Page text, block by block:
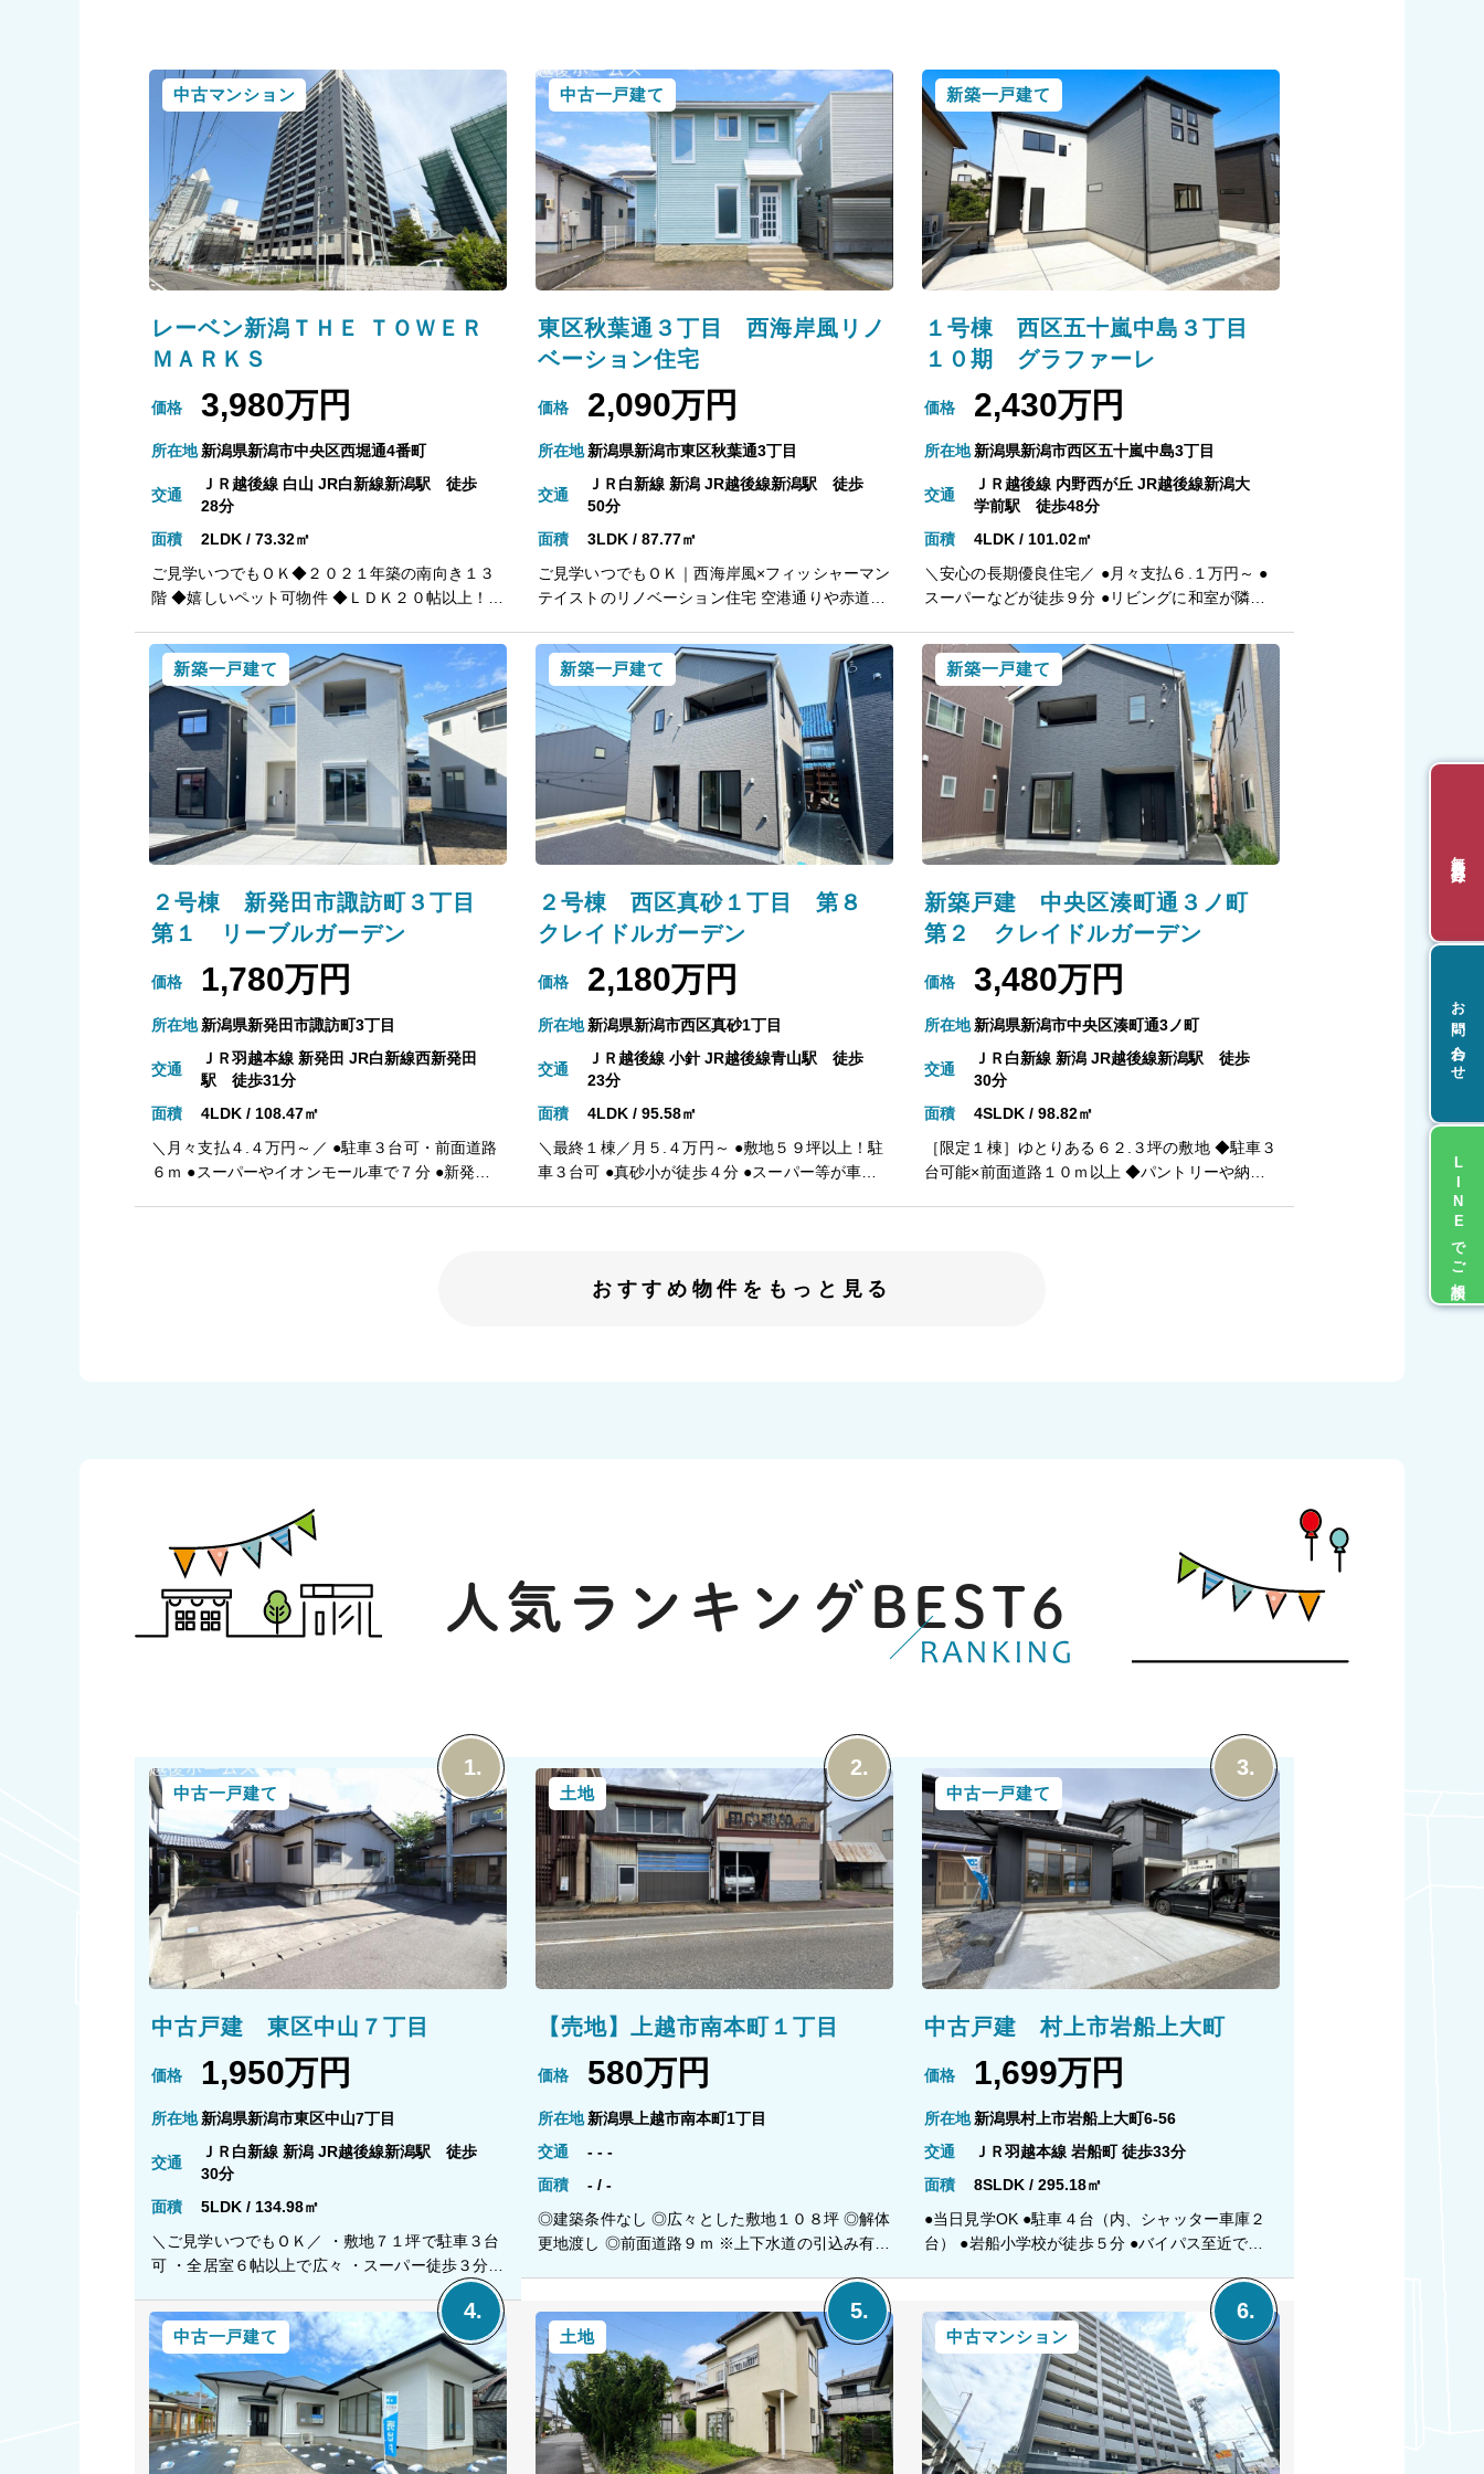
中古マンション
レーベン新潟ＴＨＥ ＴＯＷＥＲ
ＭＡＲＫＳ
価格 3,980万円
所在地新潟県新潟市中央区西堀通4番町
交通
ＪＲ越後線 白山 JR白新線新潟駅 徒歩
28分
面積
2LDK / 73.32㎡
ご見学いつでもＯＫ◆２０２１年築の南向き１３
階 ◆嬉しいペット可物件 ◆ＬＤＫ２０帖以上！大
７分 ◆新潟小学校も徒歩１０分 ～物件の特徴～ ◆
特徴◆ ・食洗機や浴室TVなど設備充実。 ・遮音
性の高い二重構造（壁・床） ◆セキュリティ◆ ・
管理会社全部委託（日勤）、２４時間遠隔監視シ
ステム搭載×オートロック ◆設備◆ ・専用トラン
クルーム（無償）や宅配ボックス完備 ・Wi-Fi完
備のゲストルーム有 ～周辺環境～ 新潟小学校 徒
歩７分 寄居中学校 徒歩７分 ロピア マルダイ新
潟店 徒歩７分 ココカラファイン本町通店 徒歩
６分 セブンイレブン新潟NEXT21店 徒歩３分
中古一戸建て
東区秋葉通３丁目 西海岸風リノ
ベーション住宅
価格 2,090万円
所在地新潟県新潟市東区秋葉通3丁目
交通
ＪＲ白新線 新潟 JR越後線新潟駅 徒歩
50分
面積
3LDK / 87.77㎡
ご見学いつでもＯＫ｜西海岸風×フィッシャーマン
テイストのリノベーション住宅 空港通りや赤道に
温もりを感じる、ブルーを基調としたデザイン
～ ・ヘリンボーンの床材を採用した、表情豊かな
ＬＤＫ ・タイル仕上げのキッチンと、使い勝手の
良い造作カウンター ・デザインと収納性を兼ね備
えた、明るいイエローカラーの洗面室 ・造作収納
付きの、多目的に使えるファミリールーム ・太陽
と海をモチーフにしたペイントアートを施した、
遊び心あるキッズルーム ・家族で使えるファミリ
ークローゼットなど、収納が充実 【周辺環境】 桃
山小学校 徒歩８分 山の下中学校 徒歩５分 原信
錦町店 車で４分 ウエルシア新潟秋葉通店 徒歩
３分
新築一戸建て
１号棟 西区五十嵐中島３丁目
１０期 グラファーレ
価格 2,430万円
所在地新潟県新潟市西区五十嵐中島3丁目
交通
ＪＲ越後線 内野西が丘 JR越後線新潟大
学前駅 徒歩48分
面積
4LDK / 101.02㎡
＼安心の長期優良住宅／ ●月々支払６.１万円～ ●
スーパーなどが徒歩９分 ●リビングに和室が隣接
のＷＩＣでお片付けも安心 〇第三者機関の厳重チ
ェックによる『住宅性能評価』ダブル取得！ 〇木
造軸組×パネル工法で『地震に強い家』を実現！耐
震等級３！ 〇「コンクリートベタ基礎工法」採
用！地盤は安心の２０年保証！ 〇建物は安心の１
０年保証（最大３５年まで延長可※条件有） 〇雨
で汚れを落とす機能付き『外壁サイディング』 〇
夏は強い日差しをカット、冬は暖か『全窓複層ガ
ラス・樹脂アングルサッシ』 【教育】 西内野小学
校 徒歩１４分 内野中学校 徒歩１５分
新築一戸建て
２号棟 新発田市諏訪町３丁目
第１ リーブルガーデン
価格 1,780万円
所在地新潟県新発田市諏訪町3丁目
交通
ＪＲ羽越本線 新発田 JR白新線西新発田
駅 徒歩31分
面積
4LDK / 108.47㎡
＼月々支払４.４万円～／ ●駐車３台可・前面道路
６ｍ ●スーパーやイオンモール車で７分 ●新発田
分 第一中学校 徒歩２１分
新築一戸建て
２号棟 西区真砂１丁目 第８
クレイドルガーデン
価格 2,180万円
所在地新潟県新潟市西区真砂1丁目
交通
ＪＲ越後線 小針 JR越後線青山駅 徒歩
23分
面積
4LDK / 95.58㎡
＼最終１棟／月５.４万円～ ●敷地５９坪以上！駐
車３台可 ●真砂小が徒歩４分 ●スーパー等が車で
（新規物件、値引き情報など）も提供します ４）
新築一戸建て
新築戸建 中央区湊町通３ノ町
第２ クレイドルガーデン
価格 3,480万円
所在地新潟県新潟市中央区湊町通3ノ町
交通
ＪＲ白新線 新潟 JR越後線新潟駅 徒歩
30分
面積
4SLDK / 98.82㎡
［限定１棟］ゆとりある６２.３坪の敷地 ◆駐車３
台可能×前面道路１０ｍ以上 ◆パントリーや納戸
おすすめ物件をもっと見る
人気ランキング BEST6
中古一戸建て
中古戸建 東区中山７丁目
価格 1,950万円
所在地新潟県新潟市東区中山7丁目
交通
ＪＲ白新線 新潟 JR越後線新潟駅 徒歩
30分
面積
5LDK / 134.98㎡
＼ご見学いつでもＯＫ／ ・敷地７１坪で駐車３台
可 ・全居室６帖以上で広々 ・スーパー徒歩３分、
近隣お店が充実 ・笹木戸線が車で２分 ・中央区や
栗ノ木バイパスもアクセス良好 【教育】 竹尾小学
校 徒歩１４分 木戸中学校 徒歩２８分 【おすす
め】 〇赤道近くで徒歩圏内にも商業施設が充実 〇
１８帖のゆとりのＬＤＫに８帖の和室が隣接 〇リ
ビング収納や各居室に収納あり 〇お料理が捗る３
ツ口コンロのシステムキッチン 〇リビングの様子
がみれる対面キッチン
土地
【売地】上越市南本町１丁目
価格 580万円
所在地新潟県上越市南本町1丁目
交通
- - -
面積
- / -
◎建築条件なし ◎広々とした敷地１０８坪 ◎解体
更地渡し ◎前面道路９ｍ ※上下水道の引込み有り
中古一戸建て
中古戸建 村上市岩船上大町
価格 1,699万円
所在地新潟県村上市岩船上大町6-56
交通
ＪＲ羽越本線 岩船町 徒歩33分
面積
8SLDK / 295.18㎡
●当日見学OK ●駐車４台（内、シャッター車庫２
台） ●岩船小学校が徒歩５分 ●バイパス至近で通
【教育】 岩船小学校 徒歩５分 岩船中学校 徒歩
１６分 ―おすすめ― ・広々１８帖以上のＬＤＫ
・１階全居室８帖以上 ・リビング全体が見れる新
品の対面キッチン ・使いやすい全居室収納付き ・
各階トイレと納戸付き ・倉庫完備なので季節物の
収納にも便利
中古一戸建て 土地 中古マンション
お問い合わせ
LINEでご相談